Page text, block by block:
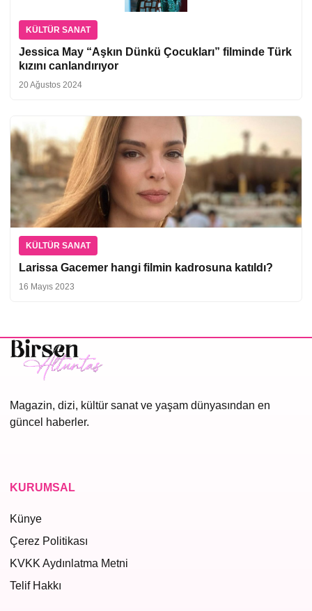
KÜLTÜR SANAT
Jessica May “Aşkın Dünkü Çocukları” filminde Türk
kızını canlandırıyor
20 Ağustos 2024
KÜLTÜR SANAT
Larissa Gacemer hangi filmin kadrosuna katıldı?
16 Mayıs 2023
Magazin, dizi, kültür sanat ve yaşam dünyasından en
güncel haberler.
KURUMSAL
Künye
Çerez Politikası
KVKK Aydınlatma Metni
Telif Hakkı